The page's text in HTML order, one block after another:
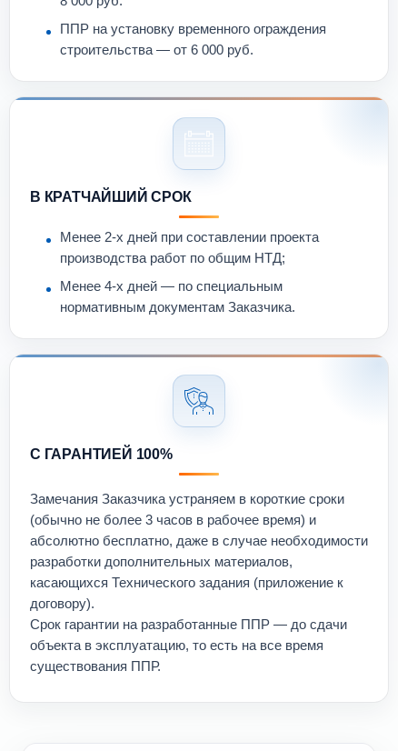
ППР на установку временного ограждения
строительства — от 6 000 руб.
В КРАТЧАЙШИЙ СРОК
Менее 2-х дней при составлении проекта
производства работ по общим НТД;
Менее 4-х дней — по специальным
нормативным документам Заказчика.
С ГАРАНТИЕЙ 100%
Замечания Заказчика устраняем в короткие сроки
(обычно не более 3 часов в рабочее время) и
абсолютно бесплатно, даже в случае необходимости
разработки дополнительных материалов,
касающихся Технического задания (приложение к
договору).
Срок гарантии на разработанные ППР — до сдачи
объекта в эксплуатацию, то есть на все время
существования ППР.